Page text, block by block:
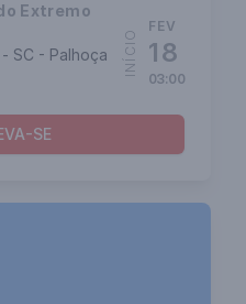
Extremo
SC - Palhoça
INÍCIO
FEV
18
03:00
SE